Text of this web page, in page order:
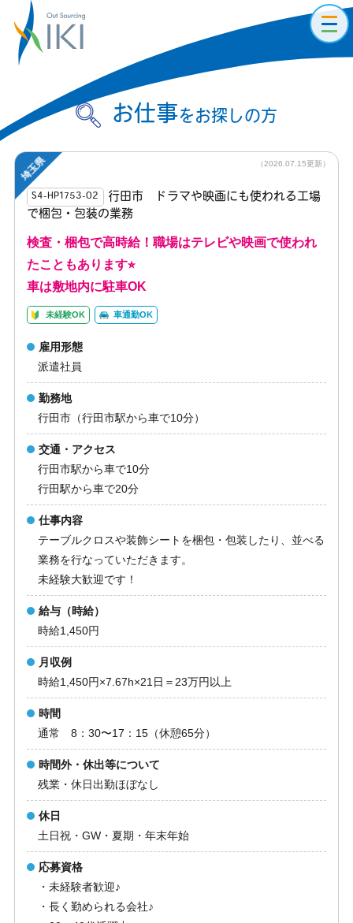
お仕事をお探しの方
S4-HP1753-02
行田市 ドラマや映画にも使われる工場
で梱包・包装の業務
検査・梱包で高時給！職場はテレビや映画で使われ
たこともあります⭐︎
車は敷地内に駐車OK
未経験OK 車通勤OK
雇用形態
派遣社員
勤務地
行田市（行田市駅から車で10分）
交通・アクセス
行田市駅から車で10分
行田駅から車で20分
仕事内容
テーブルクロスや装飾シートを梱包・包装したり、並べる
業務を行なっていただきます。
未経験大歓迎です！
給与（時給）
時給1,450円
月収例
時給1,450円×7.67h×21日＝23万円以上
時間
通常 8：30〜17：15（休憩65分）
時間外・休出等について
残業・休日出勤ほぼなし
休日
土日祝・GW・夏期・年末年始
応募資格
・未経験者歓迎♪
・長く勤められる会社♪
（2026.07.15更新）
埼玉県